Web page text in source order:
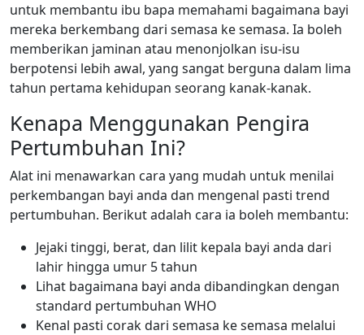
untuk membantu ibu bapa memahami bagaimana bayi
mereka berkembang dari semasa ke semasa. Ia boleh
memberikan jaminan atau menonjolkan isu-isu
berpotensi lebih awal, yang sangat berguna dalam lima
tahun pertama kehidupan seorang kanak-kanak.
Kenapa Menggunakan Pengira
Pertumbuhan Ini?
Alat ini menawarkan cara yang mudah untuk menilai
perkembangan bayi anda dan mengenal pasti trend
pertumbuhan. Berikut adalah cara ia boleh membantu:
Jejaki tinggi, berat, dan lilit kepala bayi anda dari
lahir hingga umur 5 tahun
Lihat bagaimana bayi anda dibandingkan dengan
standard pertumbuhan WHO
Kenal pasti corak dari semasa ke semasa melalui